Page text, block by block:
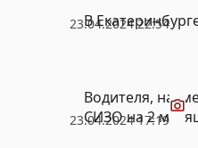
23.04.2024 22:54
В
23.04.2024 17:19
Водителя,
СИЗО на 2